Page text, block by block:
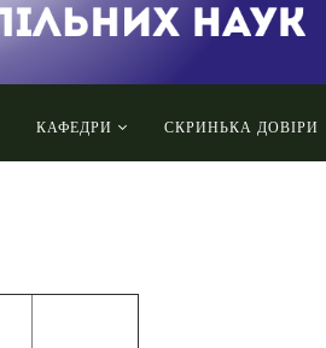
КАФЕДРИ СКРИНЬКА ДОВІРИ